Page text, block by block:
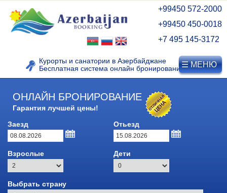
Курорты и санатории в Азербайджане
Бесплатная система онлайн бронирования
+99450 572-2000
+99450 450-0018
+7 495 145-3172
☰ МЕНЮ
ОНЛАЙН БРОНИРОВАНИЕ
Гарантия лучшей цены!
Заезд
Отьезд
Взрослые Дети
Выбрать страну